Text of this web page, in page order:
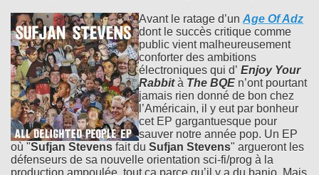
Avant le ratage d’un Age Of Adz
dont le succès critique comme
public vient malheureusement
conforter des ambitions
électroniques qui d’ Enjoy Your
Rabbit à The BQE n’ont pourtant
jamais rien donné de bon chez
l’Américain, il y eut par bonheur
cet EP gargantuesque pour
sauver notre année pop. Un EP
où "Sufjan Stevens fait du Sufjan Stevens" argueront les
défenseurs de sa nouvelle orientation sci-fi/prog à la